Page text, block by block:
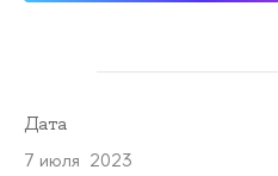
Дата
7 июля 2023